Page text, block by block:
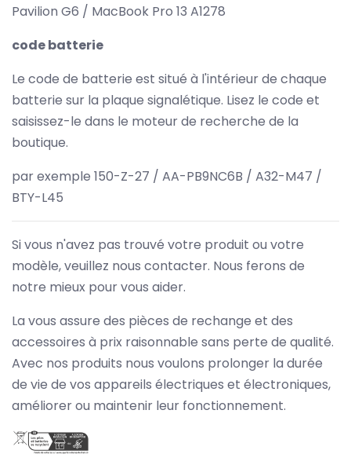
Pavilion G6 / MacBook Pro 13 A1278
code batterie
Le code de batterie est situé à l'intérieur de chaque
batterie sur la plaque signalétique. Lisez le code et
saisissez-le dans le moteur de recherche de la
boutique.
par exemple 150-Z-27 / AA-PB9NC6B / A32-M47 /
BTY-L45
Si vous n'avez pas trouvé votre produit ou votre
modèle, veuillez nous contacter. Nous ferons de
notre mieux pour vous aider.
La vous assure des pièces de rechange et des
accessoires à prix raisonnable sans perte de qualité.
Avec nos produits nous voulons prolonger la durée
de vie de vos appareils électriques et électroniques,
améliorer ou maintenir leur fonctionnement.